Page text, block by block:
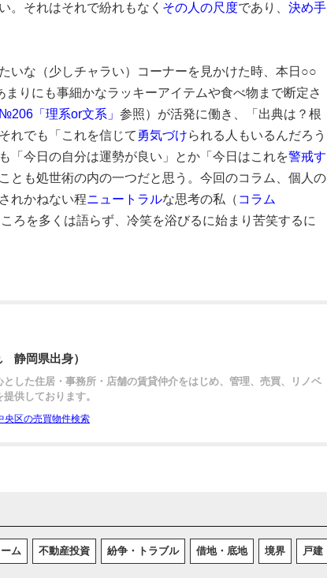
。それはそれで紛れもなく その人の尺度であり、 決め手
いな（少しチャラい）コーナーを見かけた時、本日○○
りにも事細かなラッキーアイテムや食べ物まで断定さ
「理系or文系」 参照）が活発に働き、「出典は？根
れでも「これを信じて 勇気づけられる人もいるんだろう
「今日の自分は運勢が良い」とか「今日はこれを警戒す
とも処世術の内の一つだと思う。今回のコラム、個人の
れかねない程ニュートラルな思考の私（ コラム
ろを多くは語らず、冷笑を浴びるに始まり苦笑するに
岡県出身）
した住居・事務所・店舗の賃貸仲介をはじめ、管理、売買、リノベ
供しております。
央区の売買物件検索
ム 不動産投資 紛争・トラブル 借地・底地 境界 戸建